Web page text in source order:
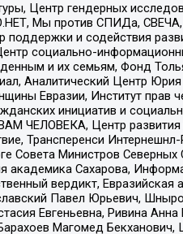
Центр гендерных
Мы против СПИДа, СВЕЧА,
поддержки и содействия
социально-
и их семьям, Фонд
Аналитический Центр
Евразии, Институт прав
инициатив и
ЧЕЛОВЕКА, Центр развития
Трансперенси
Совета Министров
академика Сахарова,
вердикт, Евразийская
Павел Юрьевич,
Евгеньевна, Ривина Анна
Магомед Бекханович,